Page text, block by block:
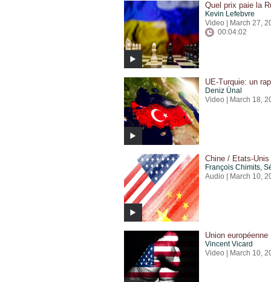
Quel prix paie la
Kevin Lefebvre
Video | March 27,
00:04:02
UE-Turquie: un
Deniz Ünal
Video | March 18,
Chine / Etats-
François Chimits,
Audio | March 10,
Union
Vincent Vicard
Video | March 10,